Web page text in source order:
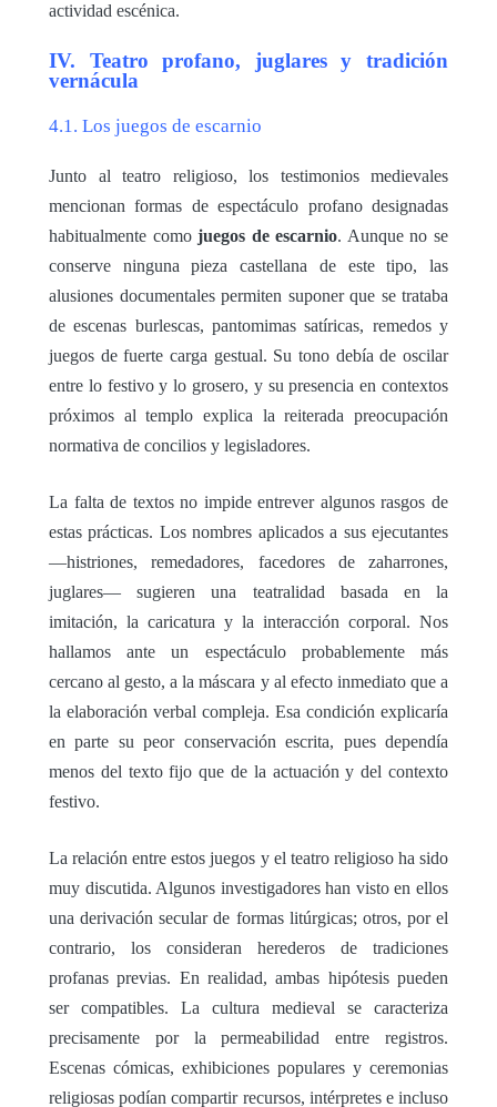
actividad escénica.
IV. Teatro profano, juglares y tradición
vernácula
4.1. Los juegos de escarnio
Junto al teatro religioso, los testimonios medievales
mencionan formas de espectáculo profano designadas
habitualmente comojuegos de escarnio. Aunque no se
conserve ninguna pieza castellana de este tipo, las
alusiones documentales permiten suponer que se trataba
de escenas burlescas, pantomimas satíricas, remedos y
juegos de fuerte carga gestual. Su tono debía de oscilar
entre lo festivo y lo grosero, y su presencia en contextos
próximos al templo explica la reiterada preocupación
normativa de concilios y legisladores.
La falta de textos no impide entrever algunos rasgos de
estas prácticas. Los nombres aplicados a sus ejecutantes
—histriones, remedadores, facedores de zaharrones,
juglares— sugieren una teatralidad basada en la
imitación, la caricatura y la interacción corporal. Nos
hallamos ante un espectáculo probablemente más
cercano al gesto, a la máscara y al efecto inmediato que a
la elaboración verbal compleja. Esa condición explicaría
en parte su peor conservación escrita, pues dependía
menos del texto fijo que de la actuación y del contexto
festivo.
La relación entre estos juegos y el teatro religioso ha sido
muy discutida. Algunos investigadores han visto en ellos
una derivación secular de formas litúrgicas; otros, por el
contrario, los consideran herederos de tradiciones
profanas previas. En realidad, ambas hipótesis pueden
ser compatibles. La cultura medieval se caracteriza
precisamente por la permeabilidad entre registros.
Escenas cómicas, exhibiciones populares y ceremonias
religiosas podían compartir recursos, intérpretes e incluso